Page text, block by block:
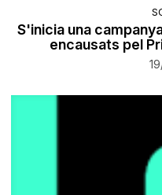
S'inicia una
encausats pel